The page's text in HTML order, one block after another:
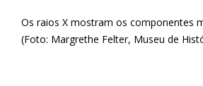
Os raios X mostram os componentes
(Foto: Margrethe Felter, Museu de